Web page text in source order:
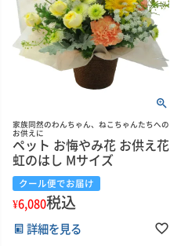
家族同然のわんちゃん、ねこちゃんたちへの
お供えに
ペット お悔やみ花 お供え花
虹のはし Mサイズ
クール便でお届け
¥6,080税込
詳細を見る